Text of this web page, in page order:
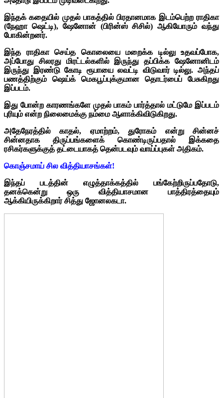
இந்தக் கதையில் முதல் பாகத்தில் பிரதானமாக இடம்பெற்ற ராதிகா
(நேஹா ஷெட்டி), ஷேனோன் (பிரின்ஸ் சிசில்) ஆகியோரும் வந்து
போகின்றனர்.
இந்த ராதிகா செய்த கொலையை மறைக்க டில்லு உதவப்போக,
அப்போது சிலரது மிரட்டல்களில் இருந்து தப்பிக்க ஷேனோனிடம்
இருந்து இரண்டு கோடி ரூபாயை லவட்டி விடுவார் டில்லு. அந்தப்
பணத்திற்கும் ஷெய்க் மெகபூப்புக்குமான தொடர்பைப் பேசுகிறது
இப்படம்.
இது போன்ற காரணங்களே முதல் பாகம் பார்த்தால் மட்டுமே இப்படம்
புரியும் என்ற நிலைமைக்கு நம்மை ஆளாக்கிவிடுகிறது.
அதேநேரத்தில் காதல், ஏமாற்றம், துரோகம் என்று சின்னச்
சின்னதாக திருப்பங்களைக் கொண்டிருப்பதால் இக்கதை
ரசிகர்களுக்குத் தட்டையாகத் தென்படவும் வாய்ப்புகள் அதிகம்.
கொஞ்சமாய் சில வித்தியாசங்கள்!
இந்தப் படத்தின் எழுத்தாக்கத்தில் பங்கேற்றிருப்பதோடு,
தனக்கென்று ஒரு வித்தியாசமான பாத்திரத்தையும்
ஆக்கியிருக்கிறார் சித்து ஜோனலகடா.